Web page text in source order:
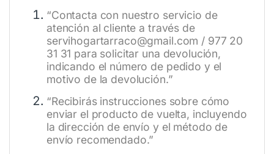
“Contacta con nuestro servicio de
atención al cliente a través de
servihogartarraco@gmail.com / 977 20
31 31 para solicitar una devolución,
indicando el número de pedido y el
motivo de la devolución.”
“Recibirás instrucciones sobre cómo
enviar el producto de vuelta, incluyendo
la dirección de envío y el método de
envío recomendado.”